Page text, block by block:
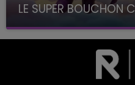
LE SUPER BOUCHON
avec La Famille